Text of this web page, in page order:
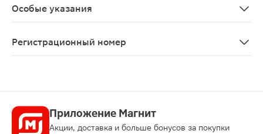
Особые указания
Регистрационный номер
Приложение Магнит
Акции, доставка и больше бонусов за покупки